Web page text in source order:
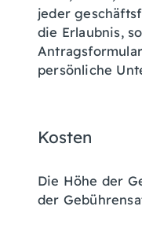
jeder
die Erlaubnis,
persönliche
Kosten
Die Höhe der
der